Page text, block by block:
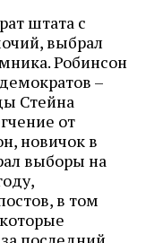
штата с
выбрал
Робинсон
–
Стейна
от
новичок в
выборы на
в том